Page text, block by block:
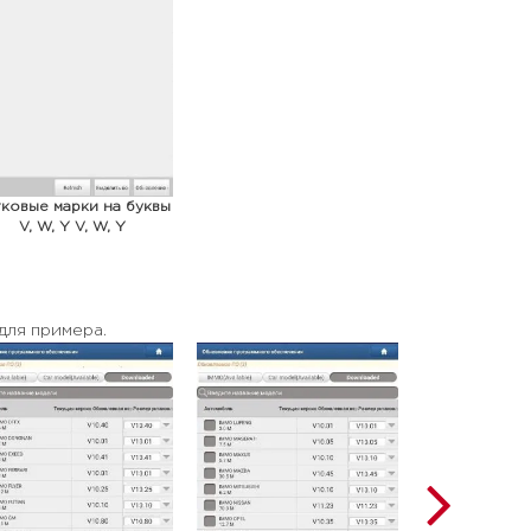
марки на буквы
V, W, Y V, W, Y
примера.